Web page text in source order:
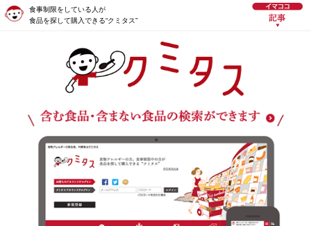
食事制限をしている人が
食品を探して購入できる“クミタス”